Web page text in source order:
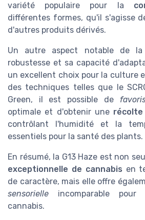
variété populaire pour la
différentes formes, qu'il s'agisse
d'autres produits dérivés.
Un autre aspect notable de
robustesse et sa capacité
un excellent choix pour la culture
des techniques telles que le
Green, il est possible de
optimale et d'obtenir une récolte
contrôlant l'humidité et la
essentiels pour la santé des plants.
En résumé, la G13 Haze est non
exceptionnelle de cannabis en
de caractère, mais elle offre
sensorielle incomparable
cannabis.